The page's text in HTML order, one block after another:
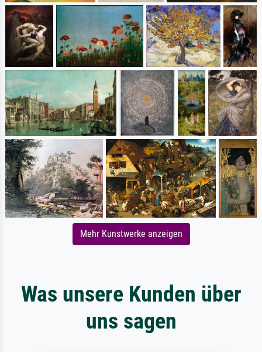
Mehr Kunstwerke anzeigen
Was unsere Kunden über
uns sagen